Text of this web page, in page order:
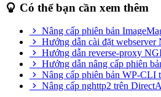
Có thể bạn cần xem thêm
Nâng cấp phiên bản
Hướng dẫn cài đặt
Hướng dẫn reverse-proxy
Hướng dẫn nâng cấp phiên
Nâng cấp phiên bản WP-CLI
Nâng cấp nghttp2 trên